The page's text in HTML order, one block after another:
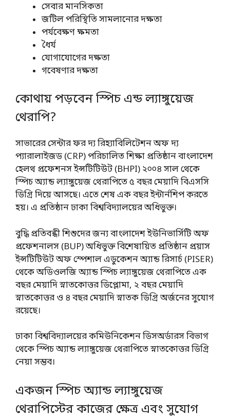
সেবার মানসিকতা
জটিল পরিস্থিতি সামলানোর দক্ষতা
পর্যবেক্ষণ ক্ষমতা
ধৈর্য
যোগাযোগের দক্ষতা
গবেষণার দক্ষতা
কোথায় পড়বেন স্পিচ এন্ড ল্যাঙ্গুয়েজ
থেরাপি?
সাভারের সেন্টার ফর দ্য রিহ্যাবিলিটেশন অফ দ্য
প্যারালাইজড (CRP) পরিচালিত শিক্ষা প্রতিষ্ঠান বাংলাদেশ
হেলথ প্রফেশনস ইন্সটিটিউট (BHPI) ২০০৪ সাল থেকে
স্পিচ অ্যান্ড ল্যাঙ্গুয়েজ থেরাপিতে ৫ বছর মেয়াদি বিএসসি
ডিগ্রি দিয়ে আসছে। এতে শেষ এক বছর ইন্টার্নশিপ করতে
হয়। এ প্রতিষ্ঠান ঢাকা বিশ্ববিদ্যালয়ের অধিভুক্ত।
বুদ্ধি প্রতিবন্ধী শিশুদের জন্য বাংলাদেশ ইউনিভার্সিটি অফ
প্রফেশনালস (BUP) অধিভুক্ত বিশেষায়িত প্রতিষ্ঠান প্রয়াস
ইন্সটিটিউট অফ স্পেশাল এডুকেশন অ্যান্ড রিসার্চ (PISER)
থেকে অডিওলজি অ্যান্ড স্পিচ ল্যাঙ্গুয়েজ থেরাপিতে এক
বছর মেয়াদি স্নাতকোত্তর ডিপ্লোমা, ২ বছর মেয়াদি
স্নাতকোত্তর ও ৪ বছর মেয়াদি স্নাতক ডিগ্রি অর্জনের সুযোগ
রয়েছে।
ঢাকা বিশ্ববিদ্যালয়ের কমিউনিকেশন ডিসঅর্ডারস বিভাগ
থেকে স্পিচ অ্যান্ড ল্যাঙ্গুয়েজ থেরাপিতে স্নাতকোত্তর ডিগ্রি
নেয়া সম্ভব।
একজন স্পিচ অ্যান্ড ল্যাঙ্গুয়েজ
থেরাপিস্টের কাজের ক্ষেত্র এবং সুযোগ